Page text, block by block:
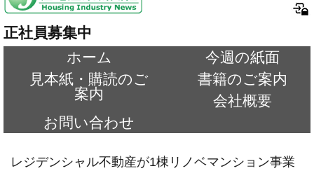
正社員募集中
ホーム
今週の紙面
見本紙・購読のご
案内
書籍のご案内
会社概要
お問い合わせ
レジデンシャル不動産が1棟リノベマンション事業